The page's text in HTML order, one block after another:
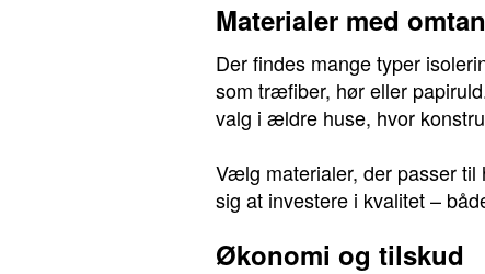
Materialer med
Der findes mange typer
som træfiber, hør eller
valg i ældre huse, hvor
Vælg materialer, der passer til
sig at investere i kvalitet –
Økonomi og tilskud